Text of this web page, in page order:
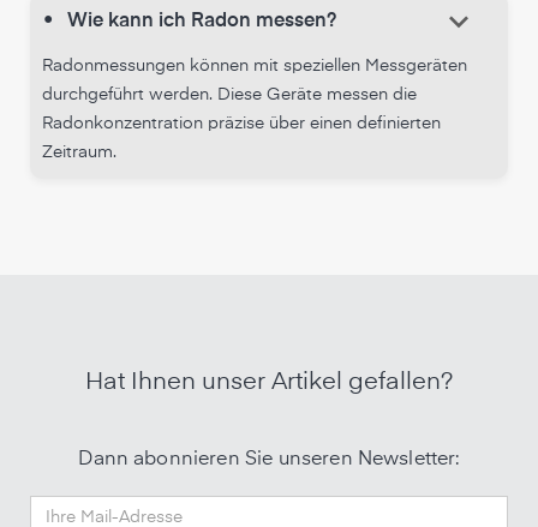
• Wie kann ich Radon messen? keyboard_arrow_down
Radonmessungen können mit speziellen Messgeräten
durchgeführt werden. Diese Geräte messen die
Radonkonzentration präzise über einen definierten
Zeitraum.
Hat Ihnen unser Artikel gefallen?
Dann abonnieren Sie unseren Newsletter: